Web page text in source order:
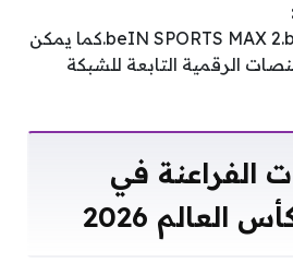
beIN SPORTS MAX 2.beIN SPORTS MAX 4.كما يمكن
الرقمية التابعة للشبكة
الفراعنة في
العالم 2026